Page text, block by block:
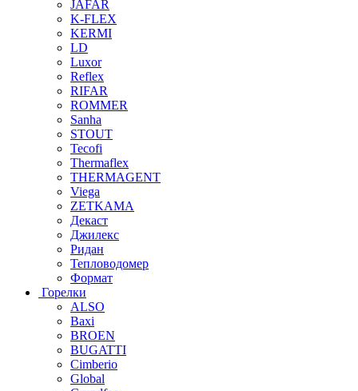
JAFAR
K-FLEX
KERMI
LD
Luxor
Reflex
RIFAR
ROMMER
Sanha
STOUT
Tecofi
Thermaflex
THERMAGENT
Viega
ZETKAMA
Декаст
Джилекс
Ридан
Тепловодомер
Формат
Горелки
ALSO
Baxi
BROEN
BUGATTI
Cimberio
Global